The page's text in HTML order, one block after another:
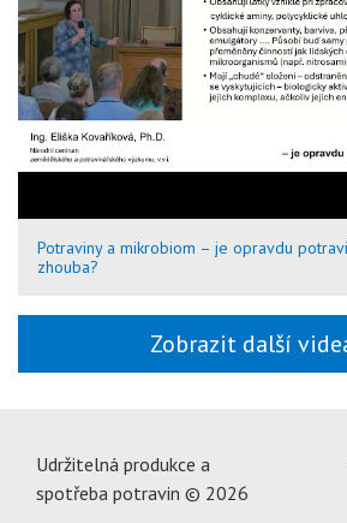
Potraviny a mikrobiom – je opravdu
zhouba?
Zobrazit další
Udržitelná produkce a
spotřeba potravin © 2026